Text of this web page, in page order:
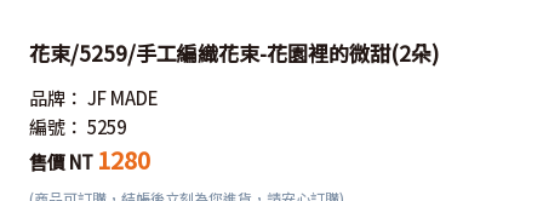
花束/5259/手工編織花束-花園裡的微甜(2朵)
品牌： JF MADE
編號： 5259
售價 NT 1280